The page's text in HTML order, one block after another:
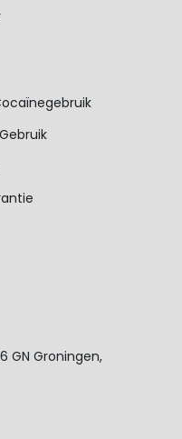
GN Groningen,